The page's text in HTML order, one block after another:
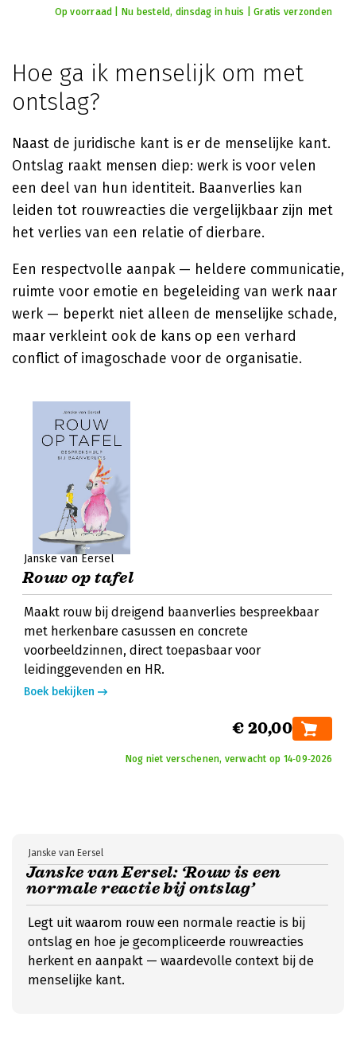
Op voorraad | Nu besteld, dinsdag in huis | Gratis verzonden
Hoe ga ik menselijk om met
ontslag?
Naast de juridische kant is er de menselijke kant.
Ontslag raakt mensen diep: werk is voor velen
een deel van hun identiteit. Baanverlies kan
leiden tot rouwreacties die vergelijkbaar zijn met
het verlies van een relatie of dierbare.
Een respectvolle aanpak — heldere communicatie,
ruimte voor emotie en begeleiding van werk naar
werk — beperkt niet alleen de menselijke schade,
maar verkleint ook de kans op een verhard
conflict of imagoschade voor de organisatie.
Janske van Eersel
Rouw op tafel
Maakt rouw bij dreigend baanverlies bespreekbaar
met herkenbare casussen en concrete
voorbeeldzinnen, direct toepasbaar voor
leidinggevenden en HR.
Boek bekijken
€ 20,00
Nog niet verschenen, verwacht op 14‑09‑2026
Janske van Eersel: ‘Rouw is een
normale reactie bij ontslag’
Janske van Eersel
Legt uit waarom rouw een normale reactie is bij
ontslag en hoe je gecompliceerde rouwreacties
herkent en aanpakt — waardevolle context bij de
menselijke kant.